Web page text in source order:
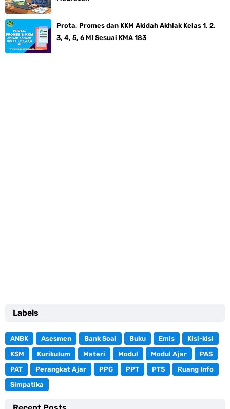
Prota, Promes dan KKM Akidah Akhlak Kelas 1, 2,
3, 4, 5, 6 MI Sesuai KMA 183
Labels
ANBK Asesmen Bank Soal Buku Emis
Kisi-kisi
KSM
Kurikulum Materi Modul Modul Ajar
PAS
PAT
Perangkat Ajar PPG PPT PTS
Ruang Info
Simpatika